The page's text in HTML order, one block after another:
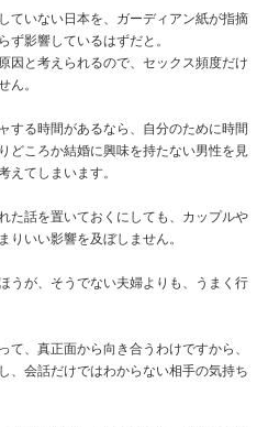
ていない日本を、ガーディアン紙が指摘
影響しているはずだと。
因と考えられるので、セックス頻度だけ
。
する時間があるなら、自分のために時間
どころか結婚に興味を持たない男性を見
てしまいます。
た話を置いておくにしても、カップルや
いい影響を及ぼしません。
うが、そうでない夫婦よりも、うまく行
、真正面から向き合うわけですから、
、会話だけではわからない相手の気持ち